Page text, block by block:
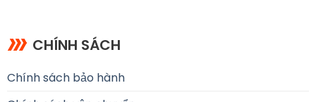
CHÍNH SÁCH
Chính sách bảo hành